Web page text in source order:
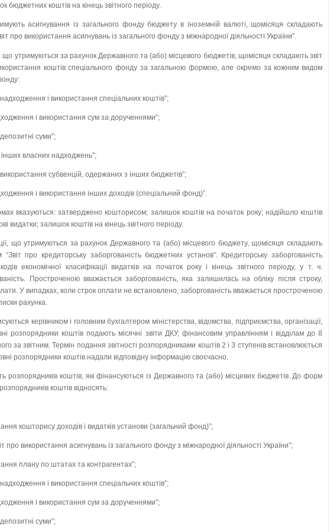
бюджетних коштів на кінець звітного періоду.
асигнування із загального фонду бюджету в іноземній валюті, щомісяця складають
про використання асигнувань із загального фонду з міжнародної діяльності України”.
що утримуються за рахунок Державного та (або) місцевого бюджетів, щомісяця складають звіт
коштів спеціального фонду за загальною формою, але окремо за кожним видом
і використання спеціальних коштів”;
і використання сум за дорученнями”;
суми”;
власних надходжень”;
субвенцій, одержаних з інших бюджетів”;
і використання інших доходів (спеціальний фонд)”.
вказуються: затверджено кошторисом; залишок коштів на початок року; надійшло коштів
видатки; залишок коштів на кінець звітного періоду.
що утримуються за рахунок Державного та (або) місцевого бюджету, щомісяця складають
про кредиторську заборгованість бюджетних установ”. Кредиторську заборгованість
економічної класифікації видатків на початок року і кінець звітного періоду, у т. ч.
Простроченою вважається заборгованість, яка залишилась на обліку після строку,
У випадках, коли строк оплати не встановлено, заборгованість вважається простроченою
рахунка.
керівником і головним бухгалтером міністерства, відомства, підприємства, організації,
розпорядники коштів подають місячні звіти ДКУ, фінансовим управлінням і відділам до 8
за звітним. Термін подання звітності розпорядниками коштів 2 і 3 ступенів встановлюється
розпорядники коштів надали відповідну інформацію своєчасно.
розпорядників коштів, які фінансуються із Державного та (або) місцевих бюджетів. До форм
коштів відносять:
кошторису доходів і видатків установи (загальний фонд)”;
використання асигнувань із загального фонду з міжнародної діяльності України”;
плану по штатах та контрагентах”;
і використання спеціальних коштів”;
і використання сум за дорученнями”;
суми”;